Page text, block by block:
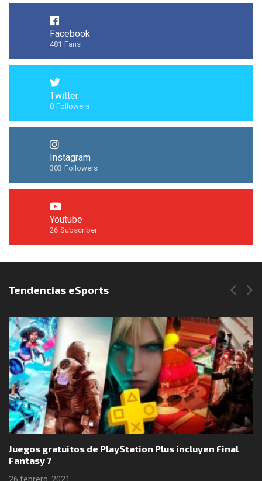
Facebook
481 Fans
Twitter
0 Followers
Instagram
303 Followers
Youtube
26 Subscriber
Síguenos en Instagram
Tendencias eSports
Juegos gratuitos de PlayStation Plus incluyen Final
Fantasy 7